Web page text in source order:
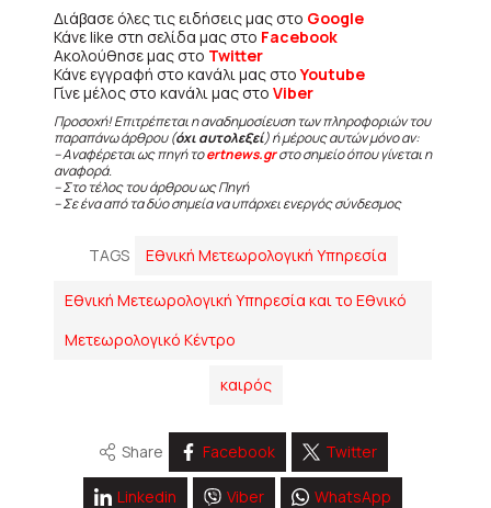
Διάβασε όλες τις ειδήσεις μας στο Google
Κάνε like στη σελίδα μας στο Facebook
Ακολούθησε μας στο Twitter
Κάνε εγγραφή στο κανάλι μας στοYoutube
Γίνε μέλος στο κανάλι μας στο Viber
Προσοχή! Επιτρέπεται η αναδημοσίευση των πληροφοριών του
παραπάνω άρθρου (όχι αυτολεξεί) ή μέρους αυτών μόνο αν:
– Αναφέρεται ως πηγή τοertnews.grστο σημείο όπου γίνεται η
αναφορά.
– Στο τέλος του άρθρου ως Πηγή
– Σε ένα από τα δύο σημεία να υπάρχει ενεργός σύνδεσμος
TAGS Εθνική Μετεωρολογική Υπηρεσία
Εθνική Μετεωρολογική Υπηρεσία και το Εθνικό
Μετεωρολογικό Κέντρο
καιρός
Share Facebook Twitter
Linkedin Viber WhatsApp